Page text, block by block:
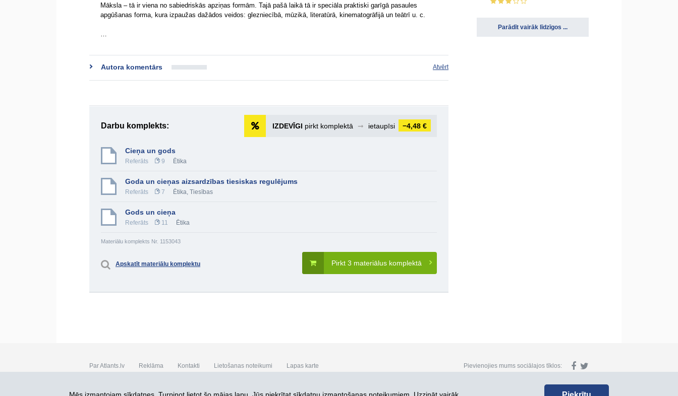
Māksla – tā ir viena no sabiedriskās apziņas formām. Tajā pašā laikā tā ir speciāla praktiski garīgā pasaules
apgūšanas forma, kura izpaužas dažādos veidos: glezniecībā, mūzikā, literatūrā, kinematogrāfijā un teātrī u. c.
…
Autora komentārs Atvērt
Darbu komplekts: IZDEVĪGI pirkt komplektā ➞ ietaupīsi −4,48 €
Cieņa un gods
Referāts 9 Ētika
Goda un cieņas aizsardzības tiesiskas regulējums
Referāts 7 Ētika, Tiesības
Gods un cieņa
Referāts 11 Ētika
Materiālu komplekts Nr. 1153043
Pirkt 3 materiālus komplektā
Apskatīt materiālu komplektu
Parādīt vairāk līdzīgos ...
Par Atlants.lv Reklāma Kontakti Lietošanas noteikumi Lapas karte Pievienojies mums sociālajos tīklos:
SIA „CDI” © 2002 - 2026